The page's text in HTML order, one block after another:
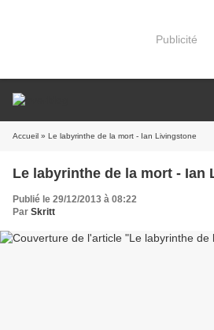
Publicité
Accueil » Le labyrinthe de la mort - Ian Livingstone
Le labyrinthe de la mort - Ian
Publié le 29/12/2013 à 08:22
Par Skritt